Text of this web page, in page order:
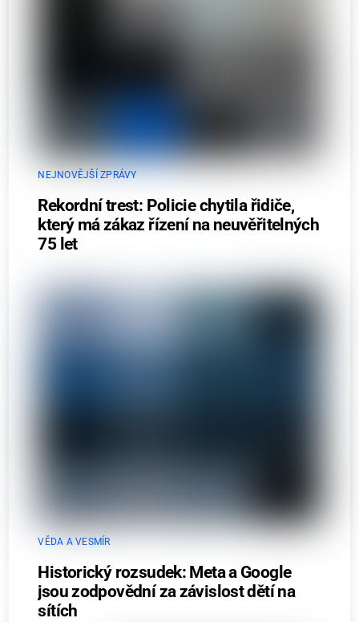
NEJNOVĚJŠÍ ZPRÁVY
Rekordní trest: Policie chytila řidiče,
který má zákaz řízení na neuvěřitelných
75 let
VĚDA A VESMÍR
Historický rozsudek: Meta a Google
jsou zodpovědní za závislost dětí na
sítích